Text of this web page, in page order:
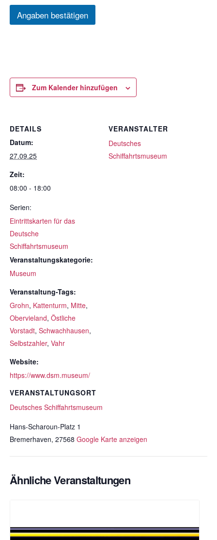
Angaben bestätigen
Zum Kalender hinzufügen
DETAILS
Datum:
27.09.25
Zeit:
08:00 - 18:00
Serien:
Eintrittskarten für das
Deutsche
Schiffahrtsmuseum
Veranstaltungskategorie:
Museum
Veranstaltung-Tags:
Grohn, Kattenturm, Mitte,
Obervieland, Östliche
Vorstadt, Schwachhausen,
Selbstzahler, Vahr
Website:
https://www.dsm.museum/
VERANSTALTUNGSORT
Deutsches Schiffahrtsmuseum
Hans-Scharoun-Platz 1
Bremerhaven, 27568 Google Karte anzeigen
VERANSTALTER
Deutsches
Schiffahrtsmuseum
Ähnliche Veranstaltungen